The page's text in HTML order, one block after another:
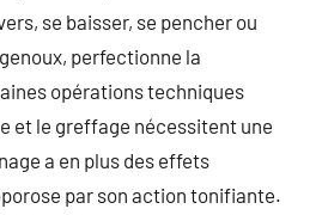
se baisser, se pencher ou
perfectionne la
opérations techniques
et le greffage nécessitent une
a en plus des effets
par son action tonifiante.